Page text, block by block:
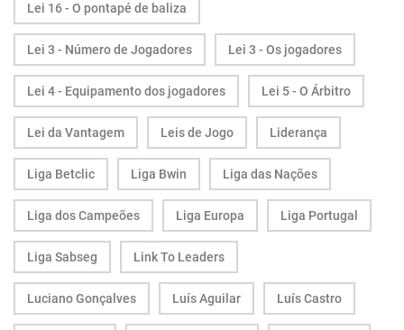
Lei 16 - O pontapé de baliza
Lei 3 - Número de Jogadores Lei 3 - Os jogadores
Lei 4 - Equipamento dos jogadores Lei 5 - O Árbitro
Lei da Vantagem Leis de Jogo Liderança
Liga Betclic Liga Bwin Liga das Nações
Liga dos Campeões Liga Europa Liga Portugal
Liga Sabseg Link To Leaders
Luciano Gonçalves Luís Aguilar Luís Castro